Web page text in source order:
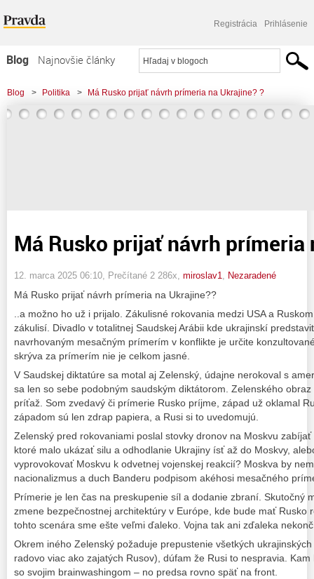
Registrácia Prihlásenie
Blog
Najnovšie články
Najčítanejšie články
Najkomentovanejšie články
Blog > Politika > Má Rusko prijať návrh prímeria na Ukrajine? ?
Má Rusko prijať návrh prímeria
12. marca 2025 06:10 , Prečítané 2 286x, miroslav1 Nezaradené
Má Rusko prijať návrh prímeria na Ukrajine??
..a možno ho už i prijalo. Zákulisné rokovania medzi USA a
zákulisí. Divadlo v totalitnej Saudskej Arábii kde ukrajinskí
navrhovaným mesačným prímerím v konflikte je určite
skrýva za prímerím nie je celkom jasné.
V Saudskej diktatúre sa motal aj Zelenský, údajne nerokoval s
sa len so sebe podobným saudským diktátorom. Zelenského
príťaž. Som zvedavý či prímerie Rusko príjme, západ už oklamal
západom sú len zdrap papiera, a Rusi si to uvedomujú.
Zelenský pred rokovaniami poslal stovky dronov na Moskvu
ktoré malo ukázať silu a odhodlanie Ukrajiny ísť až do Moskvy,
vyprovokovať Moskvu k odvetnej vojenskej reakcií? Moskva by
nacionalizmus a duch Banderu podpisom akéhosi mesačného
Prímerie je len čas na preskupenie síl a dodanie zbraní. Skutočný
zmene bezpečnostnej architektúry v Európe, kde bude mať Rusko
tohto scenára sme ešte veľmi ďaleko. Vojna tak ani zďaleka
Okrem iného Zelenský požaduje prepustenie všetkých
radovo viac ako zajatých Rusov), dúfam že Rusi to nespravia.
so svojim brainwashingom – no predsa rovno späť na front.